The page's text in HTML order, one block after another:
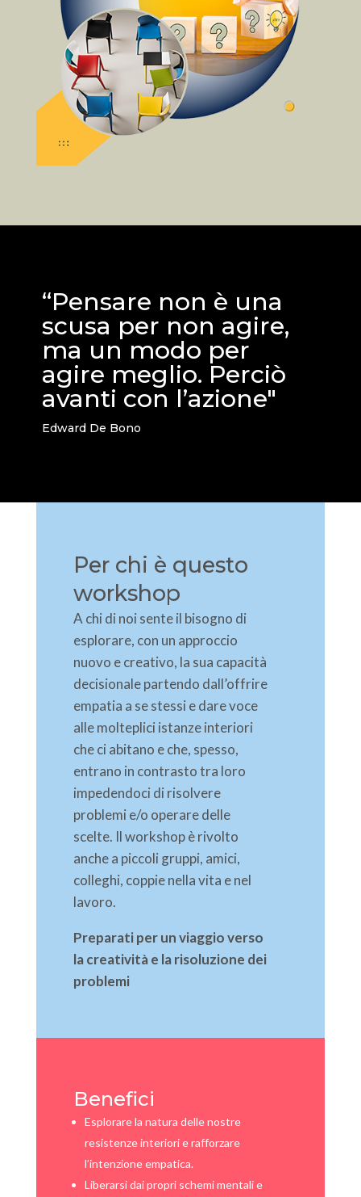
“Pensare non è una
scusa per non agire,
ma un modo per
agire meglio. Perciò
avanti con l’azione"
Edward De Bono
Per chi è questo
workshop
A chi di noi sente il bisogno di
esplorare, con un approccio
nuovo e creativo, la sua capacità
decisionale partendo dall’offrire
empatia a se stessi e dare voce
alle molteplici istanze interiori
che ci abitano e che, spesso,
entrano in contrasto tra loro
impedendoci di risolvere
problemi e/o operare delle
scelte. Il workshop è rivolto
anche a piccoli gruppi, amici,
colleghi, coppie nella vita e nel
lavoro.
Preparati per un viaggio verso
la creatività e la risoluzione dei
problemi
Benefici
Esplorare la natura delle nostre
resistenze interiori e rafforzare
l’intenzione empatica.
Liberarsi dai propri schemi mentali e